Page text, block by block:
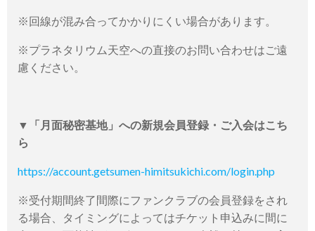
※回線が混み合ってかかりにくい場合があります。
※プラネタリウム天空への直接のお問い合わせはご遠
慮ください。
▼「月面秘密基地」への新規会員登録・ご入会はこち
ら
https://account.getsumen-himitsukichi.com/login.php
※受付期間終了間際にファンクラブの会員登録をされ
る場合、タイミングによってはチケット申込みに間に